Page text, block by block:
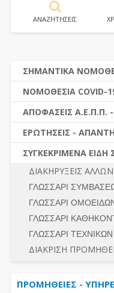
ΑΝΑΖΗΤΗΣΕΙΣ
ΣΗΜΑΝΤΙΚΑ
ΔΗΜΟΣΙΕΣ
ΔΗΜΟΤΙΚΟΣ
ΚΑΛΛΙΚΡΑΤΗΣ
ΝΟΜΟΘΕΣΙΑ -
ΝΟΜΟΘΕΣΙΑ COVID-
ΝΟΜΟΘΕΣΙΑ -
ΕΡΩΤΗΣΕΙΣ -
ΑΠΟΦΑΣΕΙΣ Α.Ε.Π.Π.
ΠΡΟΔΙΚΑΣΤΙΚΗ
ΓΕΝΙΚΟΙ ΚΑΝΟΝΕΣ
ΔΙΚΑΙΟΥΜΕΝΟΙ
ΠΡΟΣΦΟΡΕΣ –
ΔΙΕΞΑΓΩΓΗ
ΕΣΗΔΗΣ – ΚΗΜΔΗΣ
ΠΕΡΙΛΗΨΕΙΣ
ΣΥΝΟΛΟ
ΕΡΩΤΗΣΕΙΣ -
Ν. 4782/2021 -
ΔΙΕΞΑΓΩΓΗ
ΔΙΑΔΙΚΑΣΙΕΣ
ΓΕΝΙΚΟΙ ΚΑΝΟΝΕΣ
ΠΡΟΕΤΟΙΜΑΣΙΑ -
ΛΟΓΟΙ
ΠΡΟΣΦΟΡΕΣ -
ΣΥΓΚΕΚΡΙΜΕΝΑ
ΔΙΑΚΗΡΥΞΕΙΣ
ΓΛΩΣΣΑΡΙ
ΓΛΩΣΣΑΡΙ
ΓΛΩΣΣΑΡΙ
ΓΛΩΣΣΑΡΙ
ΔΙΑΚΡΙΣΗ
ΠΡΟΜΗΘΕΙΕΣ -